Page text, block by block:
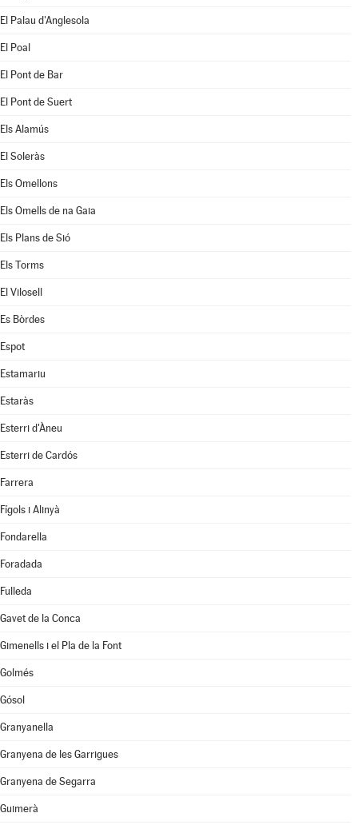
El Palau d'Anglesola
El Poal
El Pont de Bar
El Pont de Suert
Els Alamús
El Soleràs
Els Omellons
Els Omells de na Gaia
Els Plans de Sió
Els Torms
El Vilosell
Es Bòrdes
Espot
Estamariu
Estaràs
Esterri d'Àneu
Esterri de Cardós
Farrera
Fígols i Alinyà
Fondarella
Foradada
Fulleda
Gavet de la Conca
Gimenells i el Pla de la Font
Golmés
Gósol
Granyanella
Granyena de les Garrigues
Granyena de Segarra
Guimerà